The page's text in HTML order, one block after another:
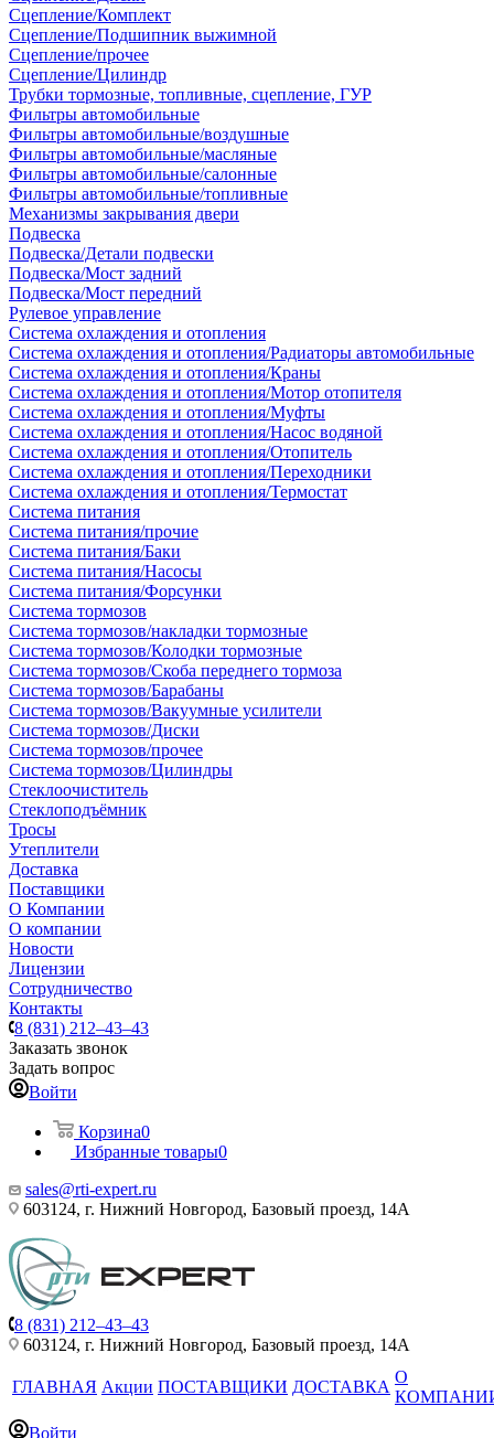
Сцепление/Комплект
Сцепление/Подшипник выжимной
Сцепление/прочее
Сцепление/Цилиндр
Трубки тормозные, топливные, сцепление, ГУР
Фильтры автомобильные
Фильтры автомобильные/воздушные
Фильтры автомобильные/масляные
Фильтры автомобильные/салонные
Фильтры автомобильные/топливные
Механизмы закрывания двери
Подвеска
Подвеска/Детали подвески
Подвеска/Мост задний
Подвеска/Мост передний
Рулевое управление
Система охлаждения и отопления
Система охлаждения и отопления/Радиаторы автомобильные
Система охлаждения и отопления/Краны
Система охлаждения и отопления/Мотор отопителя
Система охлаждения и отопления/Муфты
Система охлаждения и отопления/Насос водяной
Система охлаждения и отопления/Отопитель
Система охлаждения и отопления/Переходники
Система охлаждения и отопления/Термостат
Система питания
Система питания/прочие
Система питания/Баки
Система питания/Насосы
Система питания/Форсунки
Система тормозов
Система тормозов/накладки тормозные
Система тормозов/Колодки тормозные
Система тормозов/Скоба переднего тормоза
Система тормозов/Барабаны
Система тормозов/Вакуумные усилители
Система тормозов/Диски
Система тормозов/прочее
Система тормозов/Цилиндры
Стеклоочиститель
Стеклоподъёмник
Тросы
Утеплители
Доставка
Поставщики
О Компании
О компании
Новости
Лицензии
Сотрудничество
Контакты
8 (831) 212–43–43
Заказать звонок
Задать вопрос
Войти
Корзина0
Избранные товары0
sales@rti-expert.ru
603124, г. Нижний Новгород, Базовый проезд, 14А
8 (831) 212–43–43
603124, г. Нижний Новгород, Базовый проезд, 14А
ГЛАВНАЯ Акции ПОСТАВЩИКИ ДОСТАВКА
О
Войти